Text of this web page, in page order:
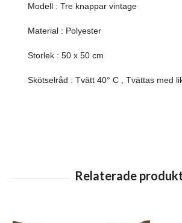
Modell : Tre knappar vintage
Material : Polyester
Storlek : 50 x 50 cm
Skötselråd : Tvätt 40° C , Tvättas med